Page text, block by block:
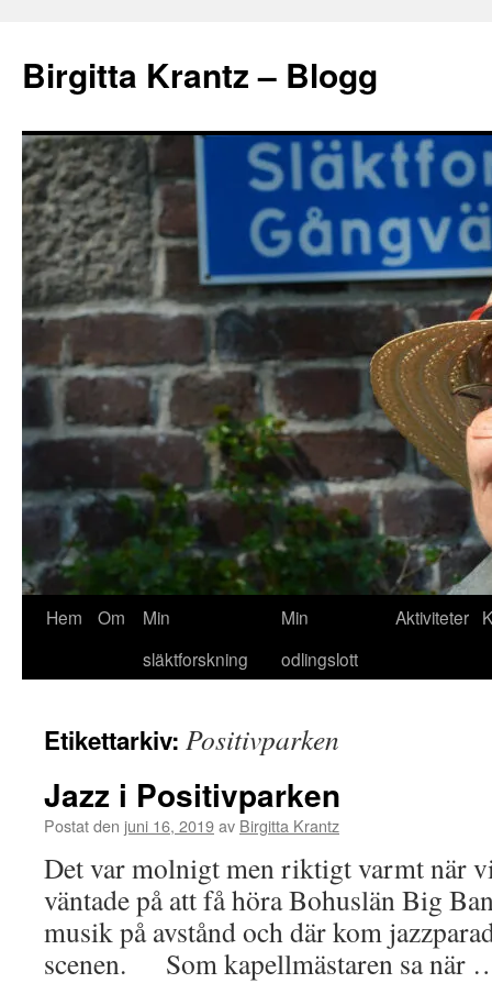
innehåll
Birgitta Krantz – Blogg
Hem Om
Min
släktforskning
Min
odlingslott
Aktiviteter
Etikettarkiv: Positivparken
Jazz i Positivparken
Postat den juni 16, 2019av Birgitta Krantz
Det var molnigt men riktigt varmt när
väntade på att få höra Bohuslän Big
musik på avstånd och där kom
scenen. Som kapellmästaren sa när